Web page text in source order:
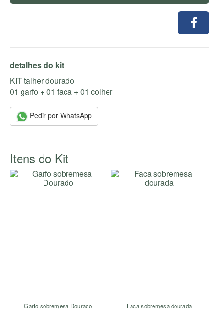
detalhes do kit
KIT talher dourado
01 garfo + 01 faca + 01 colher
Pedir por WhatsApp
Itens do Kit
Garfo sobremesa Dourado Faca sobremesa dourada